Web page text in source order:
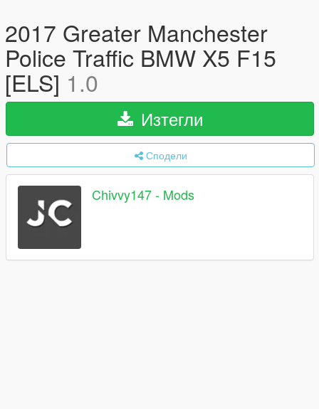
2017 Greater Manchester
Police Traffic BMW X5 F15
[ELS] 1.0
Изтегли
Сподели
Chivvy147 - Mods